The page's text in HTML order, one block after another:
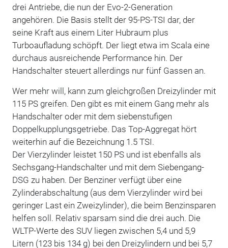
drei Antriebe, die nun der Evo-2-Generation
angehören. Die Basis stellt der 95-PS-TSI dar, der
seine Kraft aus einem Liter Hubraum plus
Turboaufladung schöpft. Der liegt etwa im Scala eine
durchaus ausreichende Performance hin. Der
Handschalter steuert allerdings nur fünf Gassen an.
Wer mehr will, kann zum gleichgroßen Dreizylinder mit
115 PS greifen. Den gibt es mit einem Gang mehr als
Handschalter oder mit dem siebenstufigen
Doppelkupplungsgetriebe. Das Top-Aggregat hört
weiterhin auf die Bezeichnung 1.5 TSI.
Der Vierzylinder leistet 150 PS und ist ebenfalls als
Sechsgang-Handschalter und mit dem Siebengang-
DSG zu haben. Der Benziner verfügt über eine
Zylinderabschaltung (aus dem Vierzylinder wird bei
geringer Last ein Zweizylinder), die beim Benzinsparen
helfen soll. Relativ sparsam sind die drei auch. Die
WLTP-Werte des SUV liegen zwischen 5,4 und 5,9
Litern (123 bis 134 g) bei den Dreizylindern und bei 5,7